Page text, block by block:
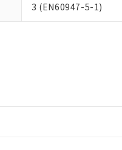
3 (EN60947-5-1)